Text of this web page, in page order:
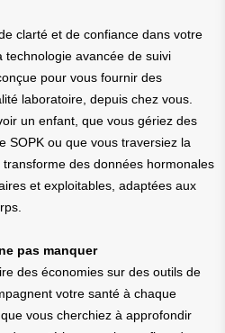
clarté et de confiance dans votre
technologie avancée de suivi
pour vous fournir des
laboratoire, depuis chez vous.
un enfant, que vous gériez des
SOPK ou que vous traversiez la
des données hormonales
et exploitables, adaptées aux
pas manquer
des économies sur des outils de
votre santé à chaque
vous cherchiez à approfondir